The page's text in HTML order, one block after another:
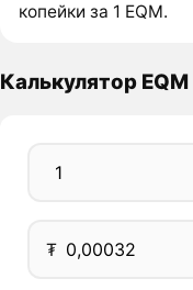
копейки за 1 EQM.
Калькулятор EQM
₮